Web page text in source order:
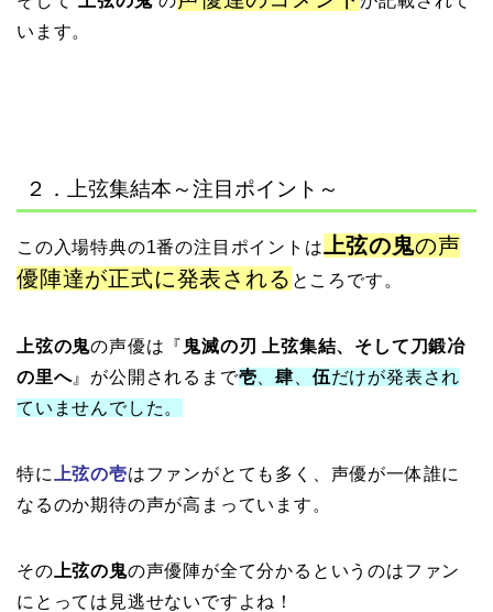
います。
２．上弦集結本～注目ポイント～
この入場特典の1番の注目ポイントは上弦の鬼の声
優陣達が正式に発表される ところです。
上弦の鬼の声優は『 鬼滅の刃 上弦集結、そして刀鍛冶
の里へ』が公開されるまで壱 、肆 伍だけが発表され
ていませんでした。
特に 上弦の壱はファンがとても多く、声優が一体誰に
なるのか期待の声が高まっています。
その 上弦の鬼の声優陣が全て分かるというのはファン
にとっては見逃せないですよね！